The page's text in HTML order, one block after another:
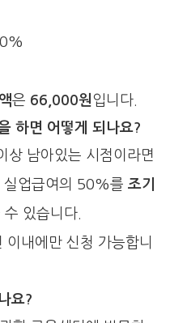
은 66,000원입니다.
하면 어떻게 되나요?
상 남아있는 시점이라면
실업급여의 50%를 조기
있습니다.
내에만 신청 가능합니
요?